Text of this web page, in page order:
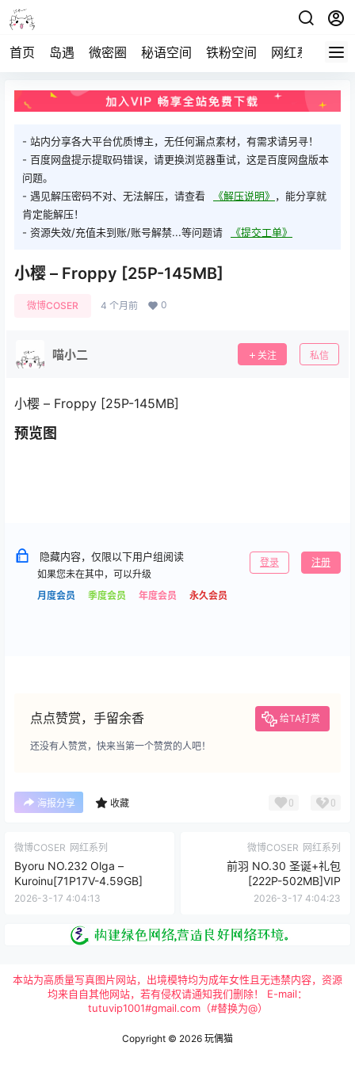
首页 岛遇 微密圈 秘语空间 铁粉空间 网红系列 打
- 站内分享各大平台优质博主，无任何漏点素材，有需求请另寻！
- 百度网盘提示提取码错误，请更换浏览器重试，这是百度网盘版本
问题。
- 遇见解压密码不对、无法解压，请查看
《解压说明》 ，能分享就
肯定能解压！
- 资源失效/充值未到账/账号解禁...等问题请
《提交工单》
小樱 – Froppy [25P-145MB]
微博COSER 4 个月前 0
喵小二 关注 私信
小樱 – Froppy [25P-145MB]
预览图
隐藏内容，仅限以下用户组阅读
如果您未在其中，可以升级
月度会员
季度会员 年度会员 永久会员
登录 注册
点点赞赏，手留余香 给TA打赏
还没有人赞赏，快来当第一个赞赏的人吧！
海报分享 收藏 0 0
微博COSER 网红系列
Byoru NO.232 Olga –
Kuroinu[71P17V-4.59GB]
2026-3-17 4:04:13
微博COSER 网红系列
前羽 NO.30 圣诞+礼包
[222P-502MB]VIP
2026-3-17 4:04:23
本站为高质量写真图片网站，出境模特均为成年女性且无违禁内容，资源
均来自自其他网站，若有侵权请通知我们删除！ E-mail：
tutuvip1001#gmail.com（#替换为@）
Copyright © 2026 玩偶猫